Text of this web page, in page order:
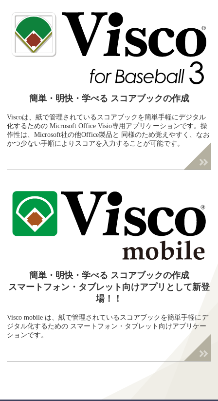
簡単・明快・学べる スコアブックの作成
Viscoは、紙で管理されているスコアブックを簡単手軽にデジタル
化するための Microsoft Office Visio専用アプリケーションです。操
作性は、Microsoft社の他Office製品と 同様のため覚えやすく、なお
かつ少ない手順によりスコアを入力することが可能です。
簡単・明快・学べる スコアブックの作成
スマートフォン・タブレット向けアプリとして新登
場！！
Visco mobile は、紙で管理されているスコアブックを簡単手軽にデ
ジタル化するための スマートフォン・タブレット向けアプリケー
ションです。